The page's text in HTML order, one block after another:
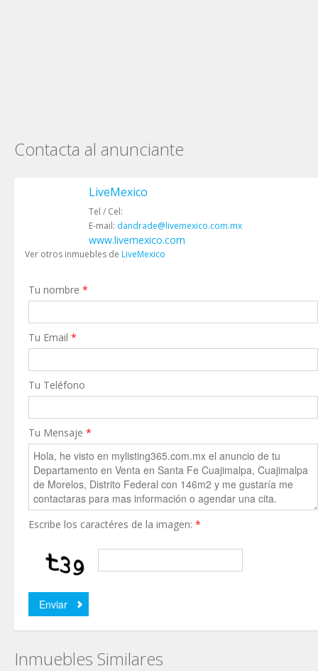
Contacta al anunciante
LiveMexico
Tel / Cel:
E-mail: dandrade@livemexico.com.mx
www.livemexico.com
Ver otros inmuebles de LiveMexico
Tu nombre *
Tu Email *
Tu Teléfono
Tu Mensaje *
Escribe los caractéres de la imagen: *
Inmuebles Similares